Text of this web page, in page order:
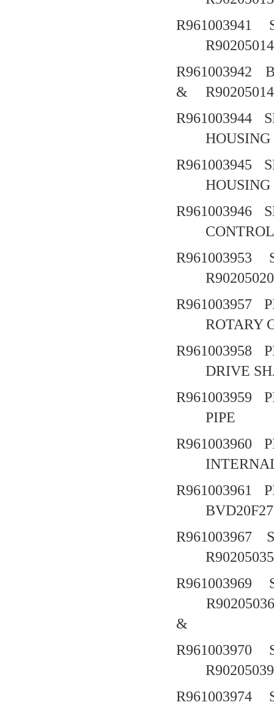
R961003941
R961003942
&
R961003944
R961003945
R961003946
R961003953
R961003957
ROTARY
R961003958
DRIVE
R961003959
PIPE
R961003960
R961003961
R961003967
R961003969
&
R961003970
R961003974